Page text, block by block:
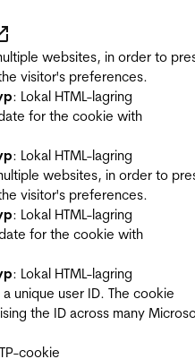
websites, in order to
visitor's preferences.
: Lokal HTML-lagring
for the cookie with
: Lokal HTML-lagring
websites, in order to
visitor's preferences.
: Lokal HTML-lagring
for the cookie with
: Lokal HTML-lagring
unique user ID. The cookie
the ID across many
cookie